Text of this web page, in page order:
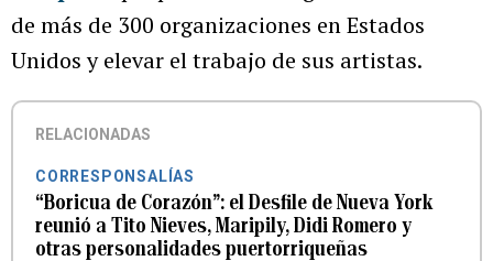
de más de 300 organizaciones en Estados
Unidos y elevar el trabajo de sus artistas.
RELACIONADAS
CORRESPONSALÍAS
“Boricua de Corazón”: el Desfile de Nueva York
reunió a Tito Nieves, Maripily, Didi Romero y
otras personalidades puertorriqueñas